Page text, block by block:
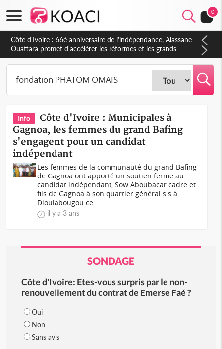
0
Côte d'Ivoire : 66è anniversaire de l'indépendance, Alassane
Ouattara promet d'accélérer les réformes et les grands
investissements pour une nation plus forte et plus prospère
Info
Côte d'Ivoire : Municipales à
Gagnoa, les femmes du grand Bafing
s'engagent pour un candidat
indépendant
Les femmes de la communauté du grand Bafing
de Gagnoa ont apporté un soutien ferme au
candidat indépendant, Sow Aboubacar cadre et
fils de Gagnoa à son quartier général sis à
Dioulabougou ce...
il y a 3 ans
SONDAGE
Côte d'Ivoire: Etes-vous surpris par le non-
renouvellement du contrat de Emerse Faé ?
Oui
Non
Sans avis